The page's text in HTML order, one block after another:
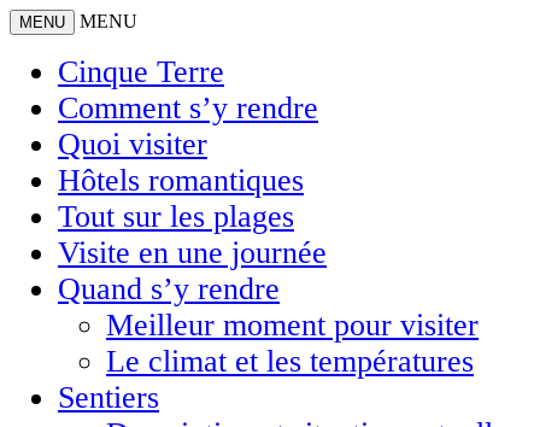
MENU MENU
Cinque Terre
Comment s’y rendre
Quoi visiter
Hôtels romantiques
Tout sur les plages
Visite en une journée
Quand s’y rendre
Meilleur moment pour visiter
Le climat et les températures
Sentiers